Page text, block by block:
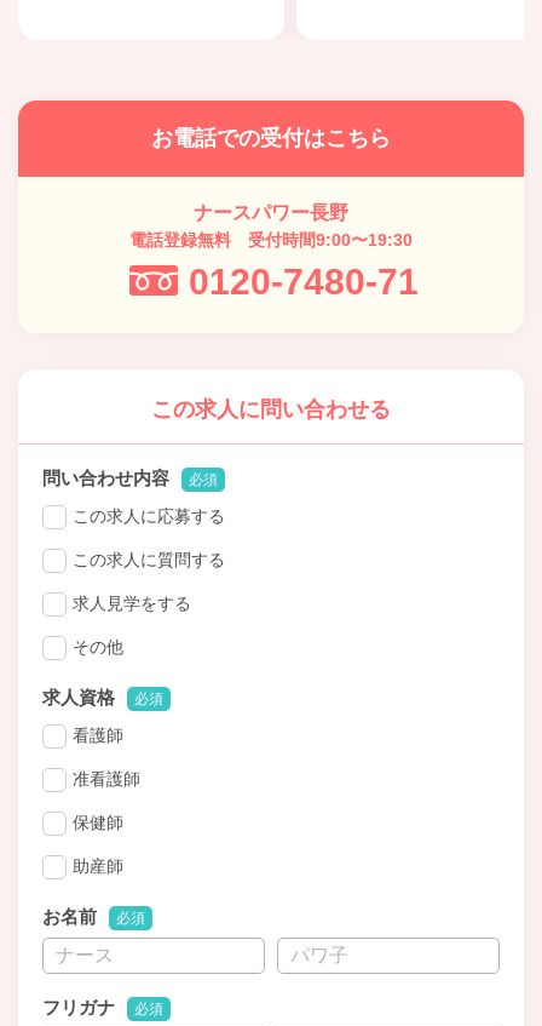
お電話での受付はこちら
ナースパワー長野
電話登録無料 受付時間9:00〜19:30
0120-7480-71
この求人に問い合わせる
問い合わせ内容 必須
この求人に応募する
この求人に質問する
求人見学をする
その他
求人資格 必須
看護師
准看護師
保健師
助産師
お名前 必須
フリガナ 必須